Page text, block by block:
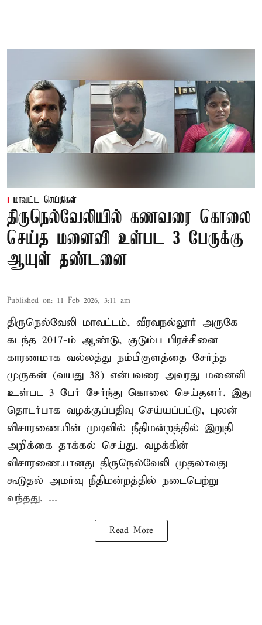
மாவட்ட செய்திகள்
திருநெல்வேலியில் கணவரை கொலை
செய்த மனைவி உள்பட 3 பேருக்கு
ஆயுள் தண்டனை
Published on: 11 Feb 2026, 3:11 am
திருநெல்வேலி மாவட்டம், வீரவநல்லூர் அருகே
கடந்த 2017-ம் ஆண்டு, குடும்ப பிரச்சினை
காரணமாக வல்லத்து நம்பிகுளத்தை சேர்ந்த
முருகன் (வயது 38) என்பவரை அவரது மனைவி
உள்பட 3 பேர் சேர்ந்து கொலை செய்தனர். இது
தொடர்பாக வழக்குப்பதிவு செய்யப்பட்டு, புலன்
விசாரணையின் முடிவில் நீதிமன்றத்தில் இறுதி
அறிக்கை தாக்கல் செய்து, வழக்கின்
விசாரணையானது திருநெல்வேலி முதலாவது
கூடுதல் அமர்வு நீதிமன்றத்தில் நடைபெற்று
வந்தது. ...
Read More